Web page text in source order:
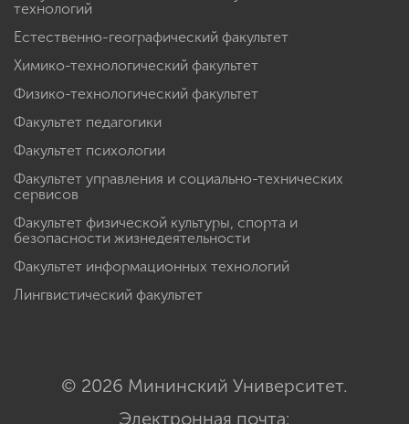
технологий
Естественно-географический факультет
Химико-технологический факультет
Физико-технологический факультет
Факультет педагогики
Факультет психологии
Факультет управления и социально-технических
сервисов
Факультет физической культуры, спорта и
безопасности жизнедеятельности
Факультет информационных технологий
Лингвистический факультет
© 2026 Мининский Университет.
Электронная почта: